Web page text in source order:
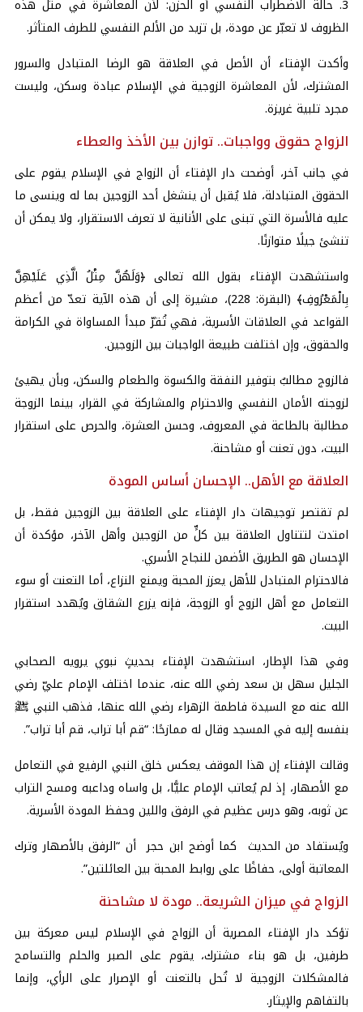
3. حالة الاضطراب النفسي أو الحزن: لأن المعاشرة في مثل هذه
الظروف لا تعبّر عن مودة، بل تزيد من الألم النفسي للطرف المتأثر.
وأكدت الإفتاء أن الأصل في العلاقة هو الرضا المتبادل والسرور
المشترك، لأن المعاشرة الزوجية في الإسلام عبادة وسكن، وليست
مجرد تلبية غريزة.
الزواج حقوق وواجبات.. توازن بين الأخذ والعطاء
في جانب آخر، أوضحت دار الإفتاء أن الزواج في الإسلام يقوم على
الحقوق المتبادلة، فلا يُقبل أن ينشغل أحد الزوجين بما له وينسى ما
عليه فالأسرة التي تبنى على الأنانية لا تعرف الاستقرار، ولا يمكن أن
تنشئ جيلًا متوازنًا.
واستشهدت الإفتاء بقول الله تعالى ﴿وَلَهُنَّ مِثْلُ الَّذِي عَلَيْهِنَّ
بِالْمَعْرُوفِ﴾ (البقرة: 228)، مشيرة إلى أن هذه الآية تعدّ من أعظم
القواعد في العلاقات الأسرية، فهي تُقرّ مبدأ المساواة في الكرامة
والحقوق، وإن اختلفت طبيعة الواجبات بين الزوجين.
فالزوج مطالبٌ بتوفير النفقة والكسوة والطعام والسكن، وبأن يهيئ
لزوجته الأمان النفسي والاحترام والمشاركة في القرار، بينما الزوجة
مطالبة بالطاعة في المعروف، وحسن العشرة، والحرص على استقرار
البيت، دون تعنت أو مشاحنة.
العلاقة مع الأهل.. الإحسان أساس المودة
لم تقتصر توجيهات دار الإفتاء على العلاقة بين الزوجين فقط، بل
امتدت لتتناول العلاقة بين كلٍّ من الزوجين وأهل الآخر، مؤكدة أن
الإحسان هو الطريق الأضمن للنجاح الأسري.
فالاحترام المتبادل للأهل يعزز المحبة ويمنع النزاع، أما التعنت أو سوء
التعامل مع أهل الزوج أو الزوجة، فإنه يزرع الشقاق ويُهدد استقرار
البيت.
وفي هذا الإطار، استشهدت الإفتاء بحديثٍ نبوي يرويه الصحابي
الجليل سهل بن سعد رضي الله عنه، عندما اختلف الإمام عليّ رضي
الله عنه مع السيدة فاطمة الزهراء رضي الله عنها، فذهب النبي ﷺ
بنفسه إليه في المسجد وقال له ممازحًا: “قم أبا تراب، قم أبا تراب”.
وقالت الإفتاء إن هذا الموقف يعكس خلق النبي الرفيع في التعامل
مع الأصهار، إذ لم يُعاتب الإمام عليًّا، بل واساه وداعبه ومسح التراب
عن ثوبه، وهو درس عظيم في الرفق واللين وحفظ المودة الأسرية.
ويُستفاد من الحديث كما أوضح ابن حجر أن “الرفق بالأصهار وترك
المعاتبة أولى، حفاظًا على روابط المحبة بين العائلتين”.
الزواج في ميزان الشريعة.. مودة لا مشاحنة
تؤكد دار الإفتاء المصرية أن الزواج في الإسلام ليس معركة بين
طرفين، بل هو بناء مشترك، يقوم على الصبر والحلم والتسامح
فالمشكلات الزوجية لا تُحل بالتعنت أو الإصرار على الرأي، وإنما
بالتفاهم والإيثار.